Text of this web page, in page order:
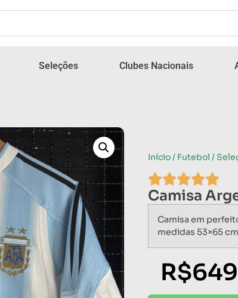
Seleções Clubes Nacionais
Início/ Futebol /
Camisa
Camisa em
medidas 53×65
R$